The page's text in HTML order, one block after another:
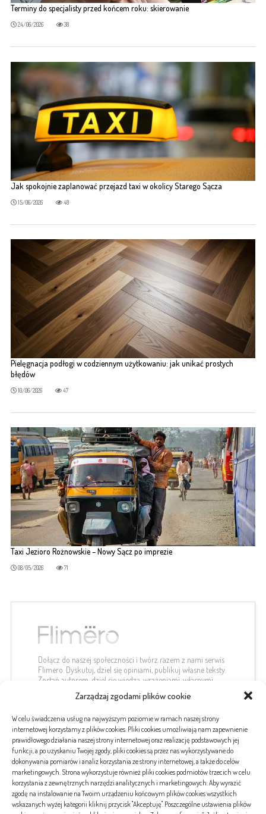
Zarządzaj zgodami plików cookie
W celu świadczenia usług na najwyższym poziomie w ramach naszej strony
internetowej korzystamy z plików cookies. Pliki cookies umożliwiają nam zapewnienie
prawidłowego działania naszej strony internetowej oraz realizację podstawowych jej
funkcji, a po uzyskaniu Twojej zgody, pliki cookies są przez nas wykorzystywane do
dokonywania pomiarów i analiz korzystania ze strony internetowej, a także do celów
marketingowych. Strona wykorzystuje również pliki cookies podmiotów trzecich w celu
korzystania z zewnętrznych narzędzi analitycznych i marketingowych. Aby wyrazić
zgodę na instalowanie na Twoim urządzeniu końcowym plików cookies wszystkich
wskazanych wyżej kategorii kliknij przycisk "Akceptuję". Poszczególne ustawienia plików
Terminy do specjalisty przed końcem roku: skierowanie
24/06/2026 38
Jak spokojnie zaplanować przejazd taxi w okolicy Starego Sącza
15/06/2026 48
Pielęgnacja podłogi w codziennym użytkowaniu: jak unikać prostych
błędów
10/06/2026 47
Taxi Jezioro Rożnowskie – Nowy Sącz po imprezie
08/05/2026 71
Dołącz do naszej społeczności i twórz razem z nami serwis
Flimero. Dyskutuj, dziel się opiniami, publikuj własne teksty.
Zostań autorem, dziel się wiedzą, wrażeniami, własnymi
#etykiety
banki choroby covid-19 koronawirus kredyt kredyty pogrzeb serce tatuaż